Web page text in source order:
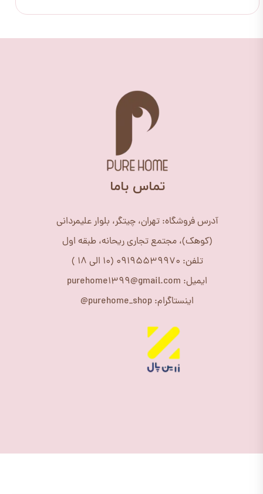
​تماس باما
آدرس فروشگاه: تهران، چیتگر، بلوار علیمردانی
(کوهک)، مجتمع تجاری ریحانه، طبقه اول
تلفن: 09195539970 (10 الی 18 )
ایمیل: purehome1399@gmail.com
اینستاگرام: purehome_shop@